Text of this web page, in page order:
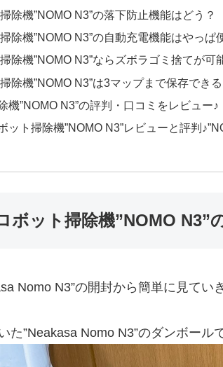
除機”NOMO N3”の落下防止機能はどう？
除機”NOMO N3”の自動充電機能はやっぱ
除機”NOMO N3”ならズボラゴミ捨てが可
除機”NOMO N3”は3マップまで保存できる
機”NOMO N3”の評判・口コミをレビュー♪
ット掃除機”NOMO N3”レビューと評判
ボット掃除機”NOMO N3”
Nomo N3”の開封から簡単に見てい
た”Neakasa Nomo N3”のダンボール